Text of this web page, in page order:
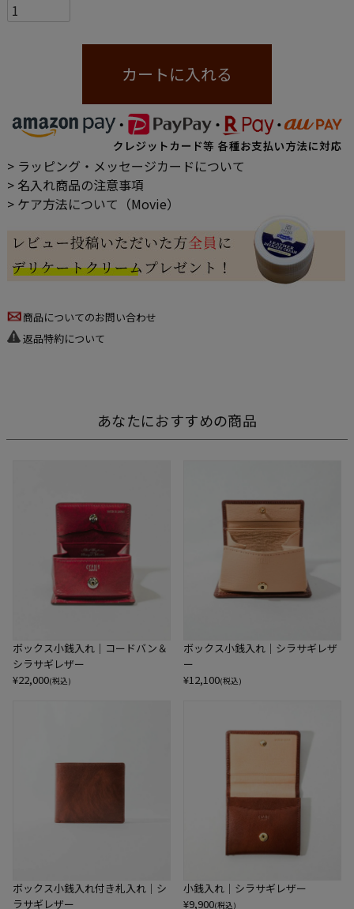
カートに入れる
> ラッピング・メッセージカードについて
> 名入れ商品の注意事項
> ケア方法について（Movie）
商品についてのお問い合わせ
返品特約について
あなたにおすすめの商品
ボックス小銭入れ｜コードバン＆
シラサギレザー
¥22,000(税込)
ボックス小銭入れ｜シラサギレザ
ー
¥12,100(税込)
ボックス小銭入れ付き札入れ｜シ
ラサギレザー
小銭入れ｜シラサギレザー
¥9,900(税込)